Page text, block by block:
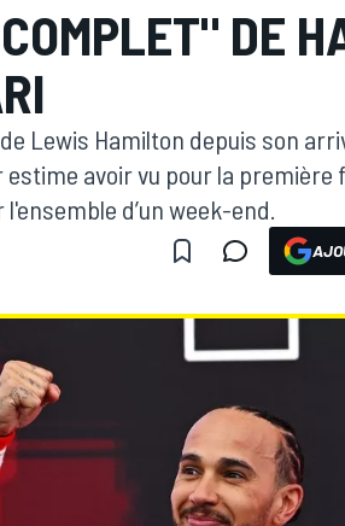
DE
Lewis Hamilton depuis son
estime avoir vu pour la
d’un week-end.